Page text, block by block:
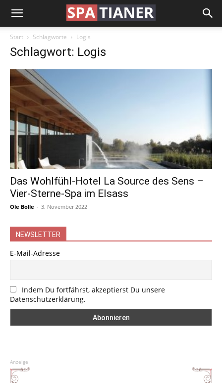
Start Schlagworte Logis
Schlagwort: Logis
Das Wohlfühl-Hotel La Source des Sens –
Vier-Sterne-Spa im Elsass
Ole Bolle - 3. November 2022
NEWSLETTER
E-Mail-Adresse
Indem Du fortfährst, akzeptierst Du unsere
Datenschutzerklärung.
Anzeige